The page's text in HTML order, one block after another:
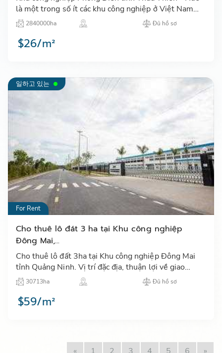
là một trong số ít các khu công nghiệp ở Việt Nam
hiện nay cho thực hiện đầu tư trong lĩnh vực dệt,
nhuộm, hóa …
2840000ha Đủ hồ sơ
$26/m²
일하고 있는
For Rent
Cho thuê lô đát 3 ha tại Khu công nghiệp
Đông Mai,...
Cho thuê lô đất 3ha tại Khu công nghiệp Đông Mai
tỉnh Quảng Ninh. Vị trí đặc địa, thuận lợi về giao
thông, gần 02 cảng biển lớn nhất miền Bắc…
30713ha Đủ hồ sơ
$59/m²